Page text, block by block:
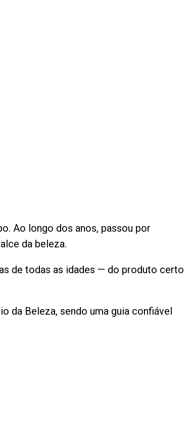
Ao longo dos anos, passou por
da beleza.
de todas as idades — do produto certo
da Beleza, sendo uma guia confiável